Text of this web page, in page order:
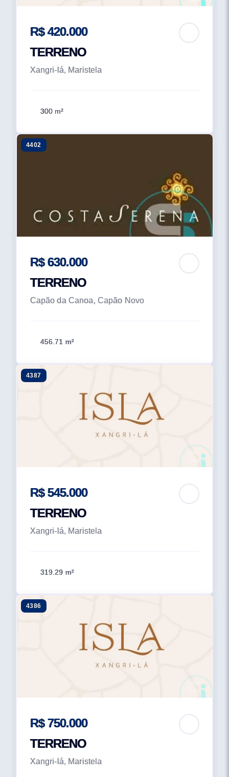
R$ 420.000
TERRENO
Xangri-lá, Maristela
300 m²
4402
R$ 630.000
TERRENO
Capão da Canoa, Capão Novo
456.71 m²
4387
R$ 545.000
TERRENO
Xangri-lá, Maristela
319.29 m²
4386
R$ 750.000
TERRENO
Xangri-lá, Maristela